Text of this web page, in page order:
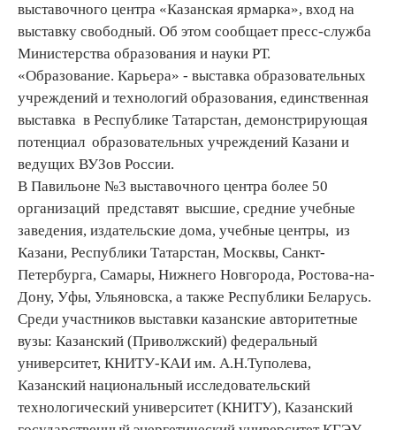
выставочного центра «Казанская ярмарка», вход на
выставку свободный. Об этом сообщает пресс-служба
Министерства образования и науки РТ.
«Образование. Карьера» - выставка образовательных
учреждений и технологий образования, единственная
выставка в Республике Татарстан, демонстрирующая
потенциал образовательных учреждений Казани и
ведущих ВУЗов России.
В Павильоне №3 выставочного центра более 50
организаций представят высшие, средние учебные
заведения, издательские дома, учебные центры, из
Казани, Республики Татарстан, Москвы, Санкт-
Петербурга, Самары, Нижнего Новгорода, Ростова-на-
Дону, Уфы, Ульяновска, а также Республики Беларусь.
Среди участников выставки казанские авторитетные
вузы: Казанский (Приволжский) федеральный
университет, КНИТУ-КАИ им. А.Н.Туполева,
Казанский национальный исследовательский
технологический университет (КНИТУ), Казанский